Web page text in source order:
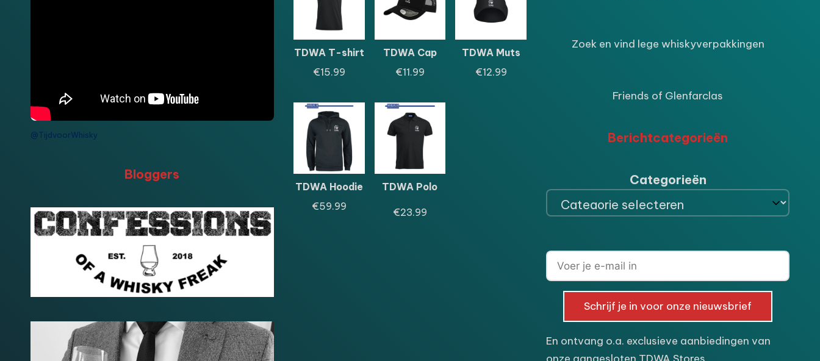
@TijdvoorWhisky
Bloggers
TDWA T-shirt
€15.99
TDWA Cap
€11.99
TDWA Muts
€12.99
TDWA Hoodie
€59.99
TDWA Polo
€23.99
Zoek en vind lege whiskyverpakkingen
Friends of Glenfarclas
Berichtcategorieën
Categorieën
Schrijf je in voor onze nieuwsbrief
En ontvang o.a. exclusieve aanbiedingen van